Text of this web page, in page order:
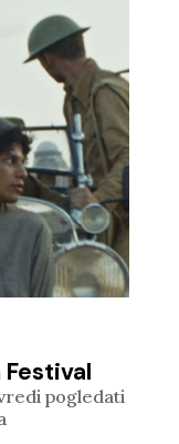
pogledati